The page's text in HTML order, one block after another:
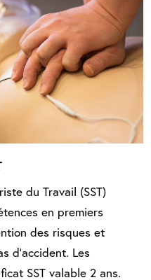
du Travail (SST)
en premiers
des risques et
d’accident. Les
SST valable 2 ans.